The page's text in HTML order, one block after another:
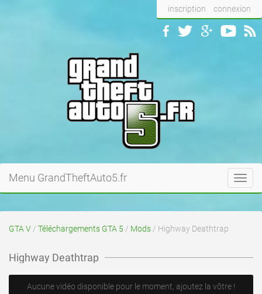
inscription connexion
Menu GrandTheftAuto5.fr
GTA V / Téléchargements GTA 5 / Mods / Highway Deathtrap
Highway Deathtrap
Aucune vidéo disponible pour le moment, ajoutez la vôtre !